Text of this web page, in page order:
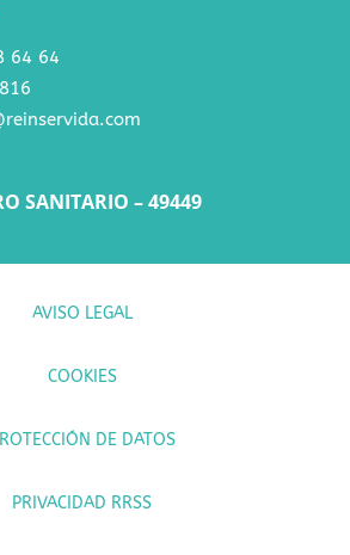
64 64
SANITARIO – 49449
AVISO LEGAL
COOKIES
DE DATOS
PRIVACIDAD RRSS